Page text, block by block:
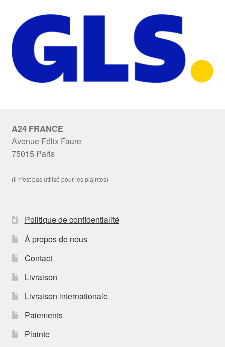
A24 FRANCE
Avenue Félix Faure
75015 Paris
(Il n'est pas utilisé pour les plaintes)
Politique de confidentialité
À propos de nous
Contact
Livraison
Livraison internationale
Paiements
Plainte